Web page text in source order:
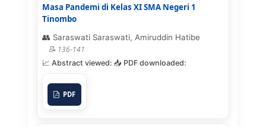
Masa Pandemi di Kelas XI SMA Negeri 1
Tinombo
Saraswati Saraswati, Amiruddin Hatibe
136-141
PDF